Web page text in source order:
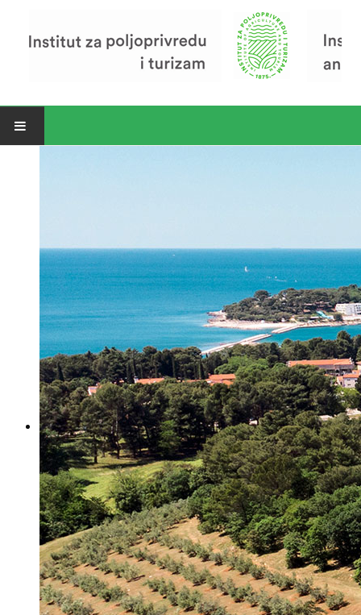
Zavod za poljoprivredu i prehranu
Zavod za ekonomiku i razvoj poljoprivrede
Zavod za turizam
Pokusno poljoprivredno imanje
Zaposlenici
Euraxess
Misija i vizija
Upravno Vijeće
Rad Upravnog vijeća
Znanstveno Vijeće
Rad Znanstvenog vijeća
Etičko povjerenstvo
Etički kodeks
Financiranje
Proračun
Potpore
PROGRAMSKO FINANCIRANJE
Izvještavanje po uredbi
Projekti Instituta
Dialogue4Tourism